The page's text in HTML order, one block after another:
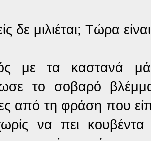
δε μιλιέται; Τώρα
με τα καστανά
το σοβαρό
από τη φράση που
να πει